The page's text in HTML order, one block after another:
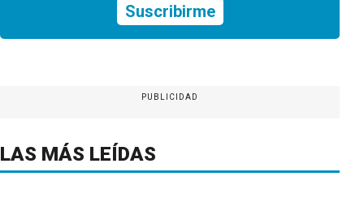
Suscribirme
PUBLICIDAD
LAS MÁS LEÍDAS